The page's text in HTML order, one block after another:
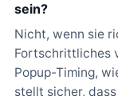
sein?
Nicht, wenn sie
Fortschrittliches
Popup-Timing,
stellt sicher,